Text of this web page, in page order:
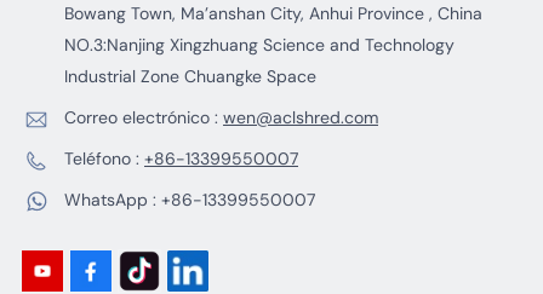
Bowang Town, Ma’anshan City, Anhui Province , China
NO.3:Nanjing Xingzhuang Science and Technology
Industrial Zone Chuangke Space
Correo electrónico : wen@aclshred.com
Teléfono : +86-13399550007
WhatsApp : +86-13399550007